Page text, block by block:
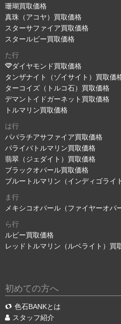
珊瑚買取価格
真珠（アコヤ）買取価格
スターサファイア買取価格
スタールビー買取価格
た行
ダイヤモンド買取価格
タンザナイト（ゾイサイト）買取価
ターコイズ（トルコ石）買取価格
デマントイドガーネット買取価格
トルマリン買取価格
は行
パパラチアサファイア買取価格
パライバトルマリン買取価格
翡翠（ジェダイト）買取価格
ブラックオパール買取価格
ブルートルマリン（インディゴライ
ま行
メキシコオパール（ファイヤーオパ
ら行
ルビー買取価格
レッドトルマリン（ルベライト）買
初めての方へ
色石BANKとは
スタッフ紹介